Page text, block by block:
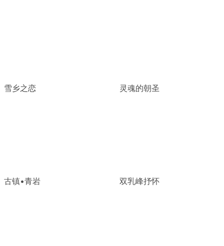
雪乡之恋 灵魂的朝圣
古镇•青岩 双乳峰抒怀